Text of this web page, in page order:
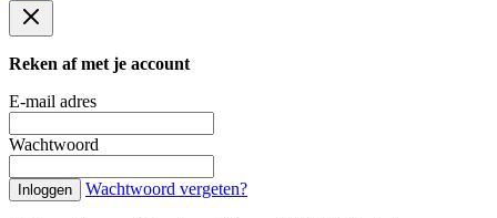
Reken af met je account
E-mail adres
Wachtwoord
Inloggen Wachtwoord vergeten?